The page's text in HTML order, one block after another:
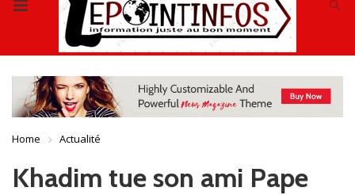
Home Actualité
Khadim tue son ami Pape